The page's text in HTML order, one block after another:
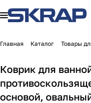
Главная Каталог Товары
Коврик для
основой,